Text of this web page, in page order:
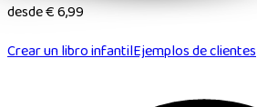
desde€ 6,99
Crear un libro infantilEjemplos de clientes